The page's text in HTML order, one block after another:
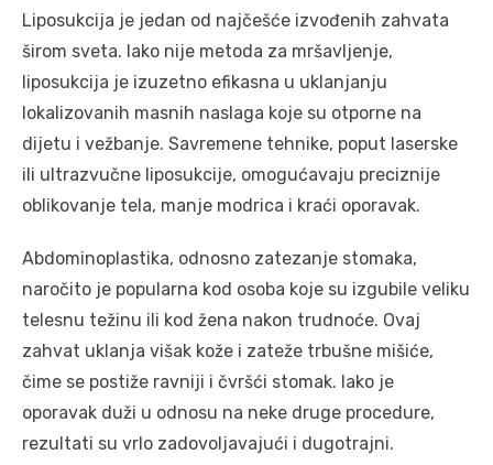
Liposukcija je jedan od najčešće izvođenih zahvata
širom sveta. Iako nije metoda za mršavljenje,
liposukcija je izuzetno efikasna u uklanjanju
lokalizovanih masnih naslaga koje su otporne na
dijetu i vežbanje. Savremene tehnike, poput laserske
ili ultrazvučne liposukcije, omogućavaju preciznije
oblikovanje tela, manje modrica i kraći oporavak.
Abdominoplastika, odnosno zatezanje stomaka,
naročito je popularna kod osoba koje su izgubile veliku
telesnu težinu ili kod žena nakon trudnoće. Ovaj
zahvat uklanja višak kože i zateže trbušne mišiće,
čime se postiže ravniji i čvršći stomak. Iako je
oporavak duži u odnosu na neke druge procedure,
rezultati su vrlo zadovoljavajući i dugotrajni.